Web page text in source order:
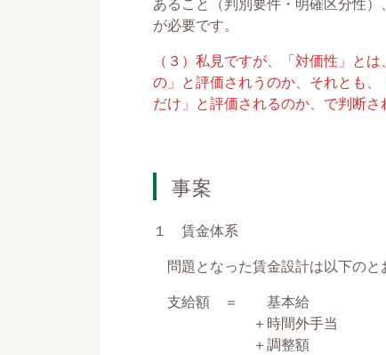
が必要です。
（３）私見ですが、「対価性」と
の」と評価されうのか、それとも
だけ」と評価されるのか、で判断さ
事案
１ 賃金体系
問題となった賃金設計は以下のと
支給額 ＝ 基本給
＋時間外手当
＋調整額